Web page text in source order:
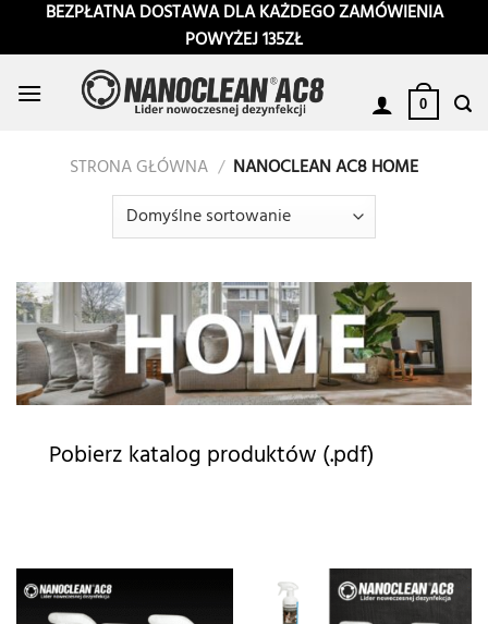
PrzewińBEZPŁATNA DOSTAWA DLA KAŻDEGO ZAMÓWIENIA
POWYŻEJ 135ZŁ
0
STRONA GŁÓWNA / NANOCLEAN AC8 HOME
Pobierz katalog produktów (.pdf)